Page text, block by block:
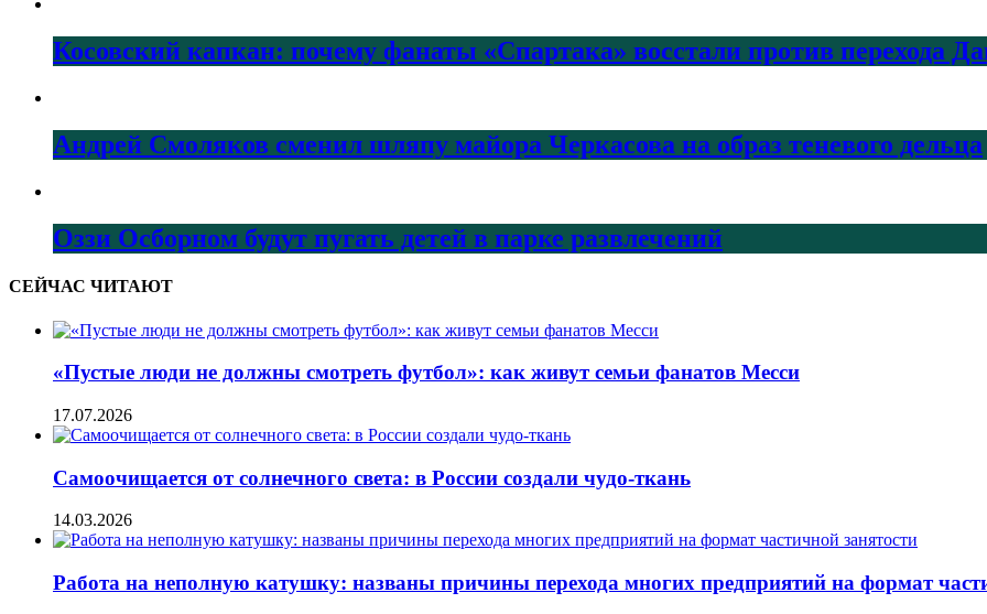
Косовский капкан: почему фанаты «Спартака» восстали против перехода
Андрей Смоляков сменил шляпу майора Черкасова на образ теневого дельца
Оззи Осборном будут пугать детей в парке развлечений
СЕЙЧАС ЧИТАЮТ
«Пустые люди не должны смотреть футбол»: как живут семьи фанатов Месси
17.07.2026
Самоочищается от солнечного света: в России создали чудо-ткань
14.03.2026
Работа на неполную катушку: названы причины перехода многих предприятий на формат